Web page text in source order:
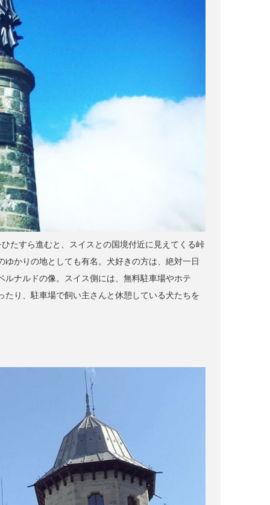
たすら進むと、スイスとの国境付近に見えてくる峠
かりの地としても有名。犬好きの方は、絶対一日
ナルドの像。スイス側には、無料駐車場やホテ
り、駐車場で飼い主さんと休憩している犬たちを